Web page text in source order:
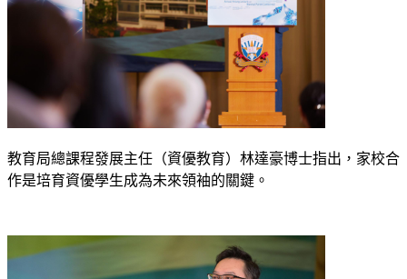
教育局總課程發展主任（資優教育）林達豪博士指出，家校合
作是培育資優學生成為未來領袖的關鍵。